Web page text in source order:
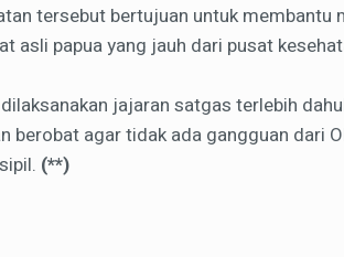
tersebut bertujuan untuk membantu
asli papua yang jauh dari pusat
jajaran satgas terlebih
berobat agar tidak ada gangguan dari
(**)